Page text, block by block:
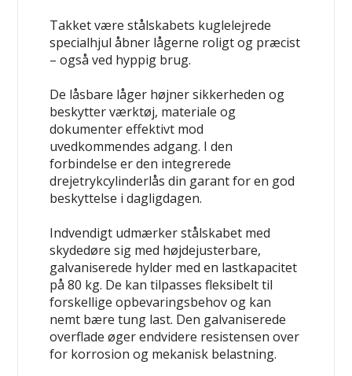
Takket være stålskabets kuglelejrede
specialhjul åbner lågerne roligt og præcist
– også ved hyppig brug.
De låsbare låger højner sikkerheden og
beskytter værktøj, materiale og
dokumenter effektivt mod
uvedkommendes adgang. I den
forbindelse er den integrerede
drejetrykcylinderlås din garant for en god
beskyttelse i dagligdagen.
Indvendigt udmærker stålskabet med
skydedøre sig med højdejusterbare,
galvaniserede hylder med en lastkapacitet
på 80 kg. De kan tilpasses fleksibelt til
forskellige opbevaringsbehov og kan
nemt bære tung last. Den galvaniserede
overflade øger endvidere resistensen over
for korrosion og mekanisk belastning.